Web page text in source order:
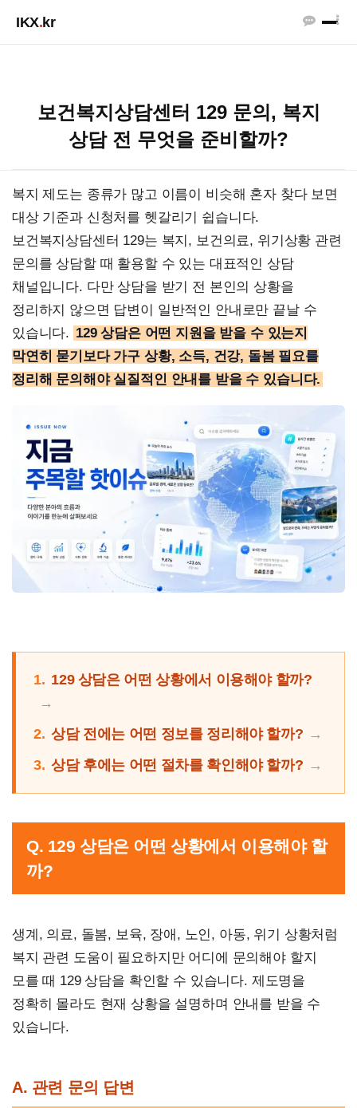
IKX.kr
보건복지상담센터 129 문의, 복지
상담 전 무엇을 준비할까?
복지 제도는 종류가 많고 이름이 비슷해 혼자 찾다 보면
대상 기준과 신청처를 헷갈리기 쉽습니다.
보건복지상담센터 129는 복지, 보건의료, 위기상황 관련
문의를 상담할 때 활용할 수 있는 대표적인 상담
채널입니다. 다만 상담을 받기 전 본인의 상황을
정리하지 않으면 답변이 일반적인 안내로만 끝날 수
있습니다. 129 상담은 어떤 지원을 받을 수 있는지
막연히 묻기보다 가구 상황, 소득, 건강, 돌봄 필요를
정리해 문의해야 실질적인 안내를 받을 수 있습니다.
1. 129 상담은 어떤 상황에서 이용해야 할까?
2. 상담 전에는 어떤 정보를 정리해야 할까?
3. 상담 후에는 어떤 절차를 확인해야 할까?
Q. 129 상담은 어떤 상황에서 이용해야 할
까?
생계, 의료, 돌봄, 보육, 장애, 노인, 아동, 위기 상황처럼
복지 관련 도움이 필요하지만 어디에 문의해야 할지
모를 때 129 상담을 확인할 수 있습니다. 제도명을
정확히 몰라도 현재 상황을 설명하며 안내를 받을 수
있습니다.
A. 관련 문의 답변